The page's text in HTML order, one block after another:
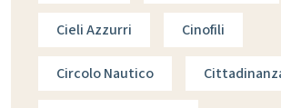
Cieli Azzurri Cinofili
Circolo Nautico